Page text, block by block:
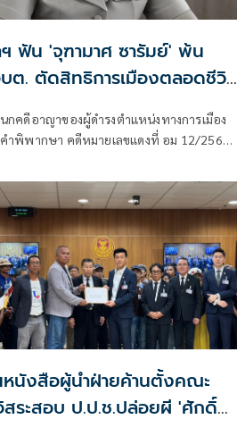
ฯ ฟัน 'จุฑามาศ ซารัมย์' พ้น
ต. ตัดสิทธิการเมืองตลอดชีวิต
กคดีอาญาของผู้ดำรงตำแหน่งทางการเมือง
ำพิพากษา คดีหมายเลขแดงที่ อม 12/2565
ฝก อ.ลำปลายมาศ จ.บุรีรัมย์ ในกรณียื่นบัญชี
นและหนี้สินเป็นเท็จ ไม่ได้แสดงรายการเงิน
รออมสิน จำนวน 847,654.71 บาท และสลาก
ค่า 2 ล้านบาท อันเป็นการจงใจปกปิดบัญชี
นังสือผู้นำฝ่ายค้านตั้งคณะ
ระสอบ ป.ป.ช.ปล่อยผี 'ศักดิ์